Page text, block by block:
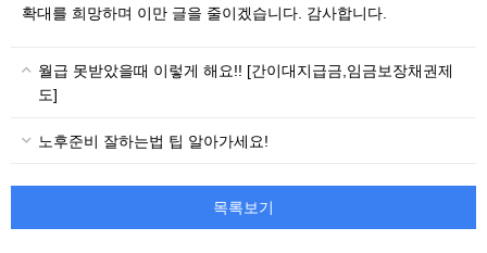
확대를 희망하며 이만 글을 줄이겠습니다. 감사합니다.
월급 못받았을때 이렇게 해요!! [간이대지급금,임금보장채권제
도]
노후준비 잘하는법 팁 알아가세요!
목록보기